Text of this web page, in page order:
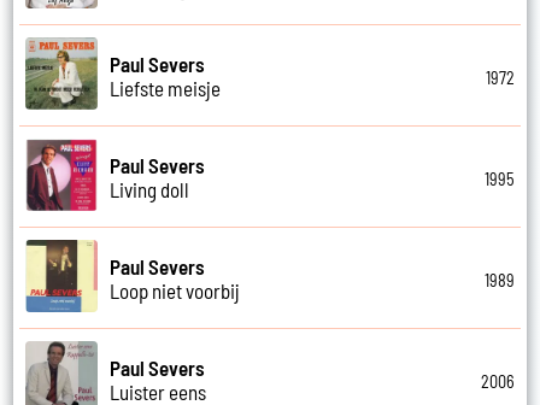
Paul Severs
Liefste meisje
1972
Paul Severs
Living doll
1995
Paul Severs
Loop niet voorbij
1989
Paul Severs
Luister eens
2006